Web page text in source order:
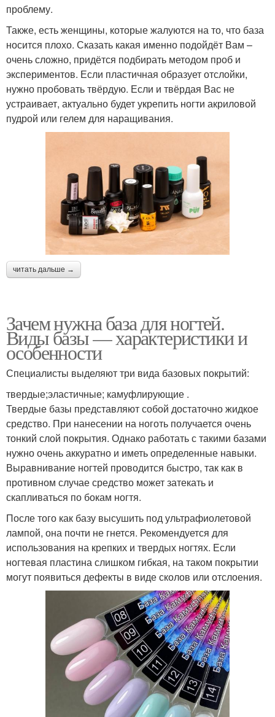
проблему.
Также, есть женщины, которые жалуются на то, что база
носится плохо. Сказать какая именно подойдёт Вам –
очень сложно, придётся подбирать методом проб и
экспериментов. Если пластичная образует отслойки,
нужно пробовать твёрдую. Если и твёрдая Вас не
устраивает, актуально будет укрепить ногти акриловой
пудрой или гелем для наращивания.
читать дальше →
Зачем нужна база для ногтей.
Виды базы — характеристики и
особенности
Специалисты выделяют три вида базовых покрытий:
твердые;эластичные; камуфлирующие .
Твердые базы представляют собой достаточно жидкое
средство. При нанесении на ноготь получается очень
тонкий слой покрытия. Однако работать с такими базами
нужно очень аккуратно и иметь определенные навыки.
Выравнивание ногтей проводится быстро, так как в
противном случае средство может затекать и
скапливаться по бокам ногтя.
После того как базу высушить под ультрафиолетовой
лампой, она почти не гнется. Рекомендуется для
использования на крепких и твердых ногтях. Если
ногтевая пластина слишком гибкая, на таком покрытии
могут появиться дефекты в виде сколов или отслоения.